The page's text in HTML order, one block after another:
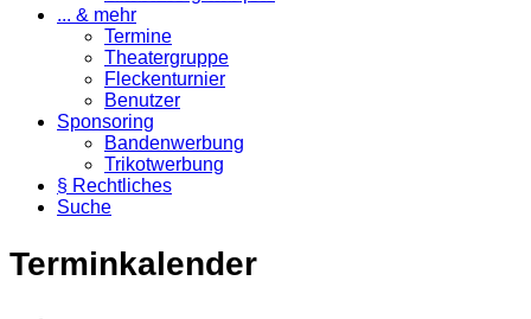
... & mehr
Termine
Theatergruppe
Fleckenturnier
Benutzer
Sponsoring
Bandenwerbung
Trikotwerbung
§ Rechtliches
Suche
Terminkalender